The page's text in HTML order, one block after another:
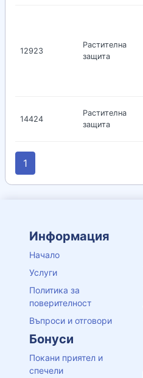
12923
Растителна
защита
14424
Растителна
защита
1
Информация
Начало
Услуги
Политика за
поверителност
Въпроси и отговори
Бонуси
Покани приятел и
спечели